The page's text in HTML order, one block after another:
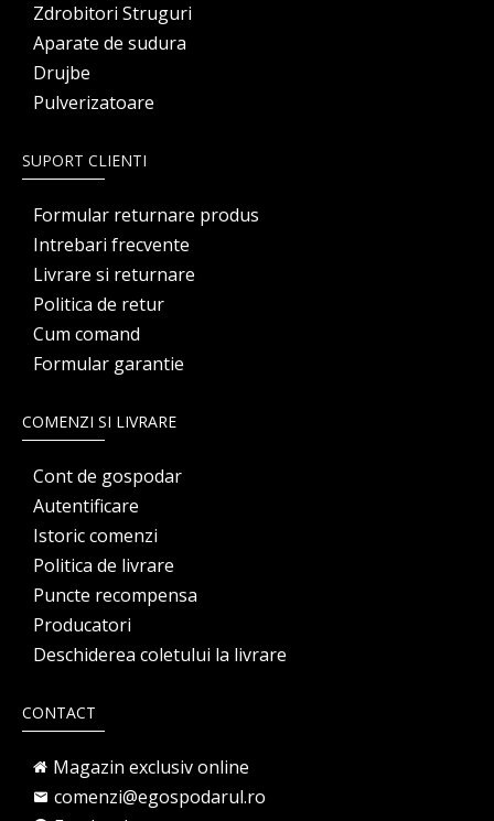
Zdrobitori Struguri
Aparate de sudura
Drujbe
Pulverizatoare
SUPORT CLIENTI
Formular returnare produs
Intrebari frecvente
Livrare si returnare
Politica de retur
Cum comand
Formular garantie
COMENZI SI LIVRARE
Cont de gospodar
Autentificare
Istoric comenzi
Politica de livrare
Puncte recompensa
Producatori
Deschiderea coletului la livrare
CONTACT
Magazin exclusiv online
comenzi@egospodarul.ro